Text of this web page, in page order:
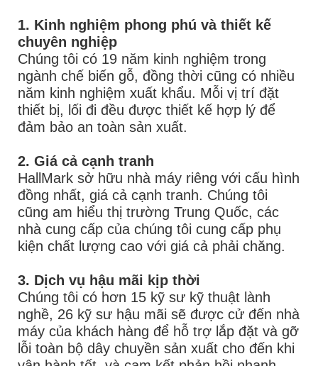
1. Kinh nghiệm phong phú và thiết kế
chuyên nghiệp
Chúng tôi có 19 năm kinh nghiệm trong
ngành chế biến gỗ, đồng thời cũng có nhiều
năm kinh nghiệm xuất khẩu. Mỗi vị trí đặt
thiết bị, lối đi đều được thiết kế hợp lý để
đảm bảo an toàn sản xuất.
2. Giá cả cạnh tranh
HallMark sở hữu nhà máy riêng với cấu hình
đồng nhất, giá cả cạnh tranh. Chúng tôi
cũng am hiểu thị trường Trung Quốc, các
nhà cung cấp của chúng tôi cung cấp phụ
kiện chất lượng cao với giá cả phải chăng.
3. Dịch vụ hậu mãi kịp thời
Chúng tôi có hơn 15 kỹ sư kỹ thuật lành
nghề, 26 kỹ sư hậu mãi sẽ được cử đến nhà
máy của khách hàng để hỗ trợ lắp đặt và gỡ
lỗi toàn bộ dây chuyền sản xuất cho đến khi